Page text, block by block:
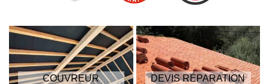
COUVREUR
DEVIS RÉPARATION